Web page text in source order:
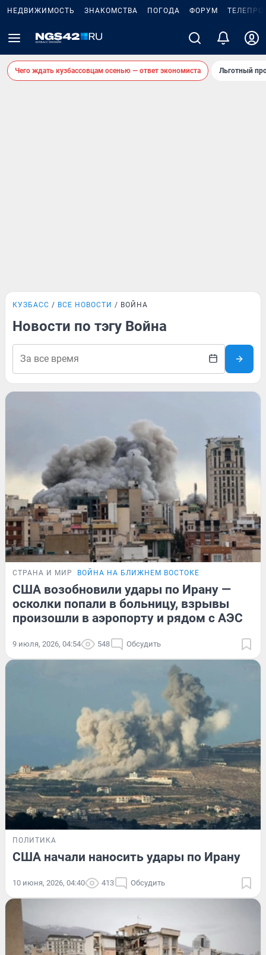
НЕДВИЖИМОСТЬ ЗНАКОМСТВА ПОГОДА ФОРУМ
Чего ждать кузбассовцам осенью — ответ экономиста Льготный
КУЗБАСС ВСЕ НОВОСТИ ВОЙНА
Новости по тэгу Война
СТРАНА И МИР ВОЙНА НА БЛИЖНЕМ ВОСТОКЕ
США возобновили удары по Ирану —
осколки попали в больницу, взрывы
произошли в аэропорту и рядом с АЭС
9 июля, 2026, 04:54 548 Обсудить
ПОЛИТИКА
США начали наносить удары по Ирану
10 июня, 2026, 04:40 413 Обсудить